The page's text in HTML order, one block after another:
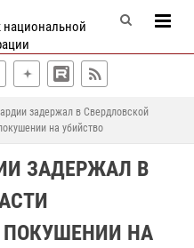
национальной
задержал в Свердловской
на убийство
ЗАДЕРЖАЛ В
ПОКУШЕНИИ НА